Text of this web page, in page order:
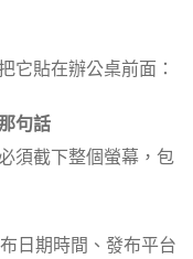
它貼在辦公桌前面：
句話
須截下整個螢幕，包
日期時間、發布平台